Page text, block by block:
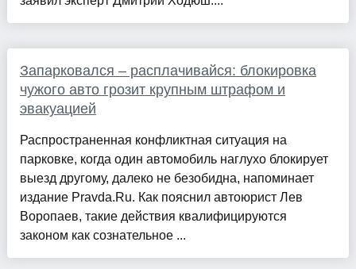
Запарковался – расплачивайся: блокировка
чужого авто грозит крупным штрафом и
эвакуацией
Распространенная конфликтная ситуация на
парковке, когда один автомобиль наглухо блокирует
выезд другому, далеко не безобидна, напоминает
издание Pravda.Ru. Как пояснил автоюрист Лев
Воропаев, такие действия квалифицируются
законом как сознательное ...